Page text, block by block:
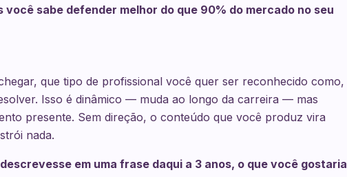
você sabe defender melhor do que 90% do mercado no seu
que tipo de profissional você quer ser reconhecido como,
Isso é dinâmico — muda ao longo da carreira — mas
presente. Sem direção, o conteúdo que você produz vira
nada.
em uma frase daqui a 3 anos, o que você gostaria